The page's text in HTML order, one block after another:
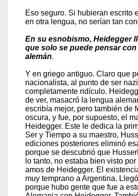
Eso seguro. Si hubieran escrito
en otra lengua, no serían tan
En su esnobismo, Heidegger
que solo se puede pensar
alemán.
Y en griego antiguo. Claro que
nacionalista, al punto de ser
completamente ridículo.
de ver, masacró la lengua
escribía mejor, pero también de
oscura, y fue, por supuesto, el
Heidegger. Este le dedica la
Ser y Tiempo a su maestro,
ediciones posteriores eliminó
porque se descubrió que
lo tanto, no estaba bien visto
amos de Heidegger. El
muy temprano a Argentina.
porque hubo gente que fue a